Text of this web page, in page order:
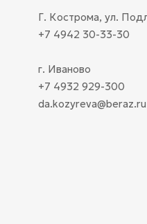
Г. Кострома, ул.
+7 4942 30-33-30
г. Иваново
+7 4932 929-300
da.kozyreva@beraz.ru